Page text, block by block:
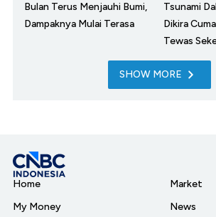
Bulan Terus Menjauhi Bumi,
Dampaknya Mulai Terasa
Tsunami
Dikira
Tewas
SHOW MORE
Home
My Money
Market
News